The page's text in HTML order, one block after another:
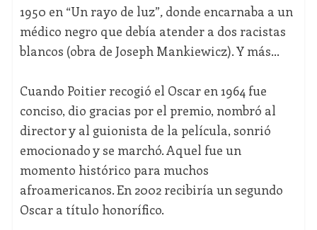
1950 en “Un rayo de luz”,donde encarnaba a un
médico negro que debía atender a dos racistas
blancos (obra de Joseph Mankiewicz). Y más…
Cuando Poitier recogió el Oscar en 1964 fue
conciso, dio gracias por el premio, nombró al
director y al guionista de la película, sonrió
emocionado y se marchó. Aquel fue un
momento histórico para muchos
afroamericanos. En 2002 recibiría un segundo
Oscar a título honorífico.